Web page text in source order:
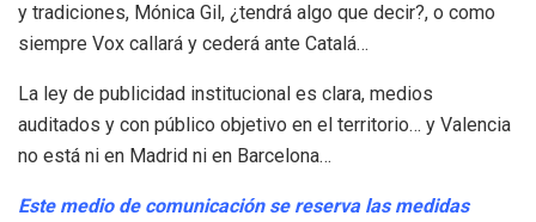
y tradiciones, Mónica Gil, ¿tendrá algo que decir?, o como
siempre Vox callará y cederá ante Catalá…
La ley de publicidad institucional es clara, medios
auditados y con público objetivo en el territorio… y Valencia
no está ni en Madrid ni en Barcelona…
Este medio de comunicación se reserva las medidas